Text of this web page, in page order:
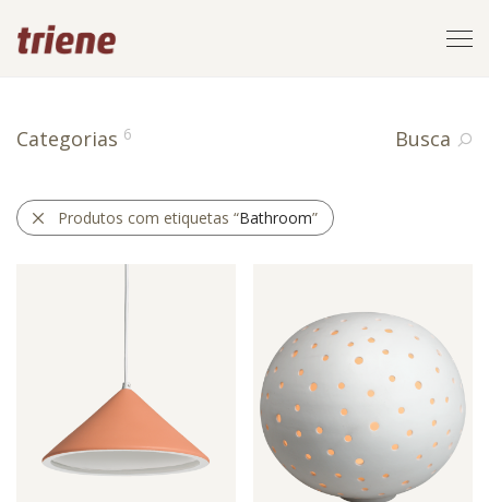
Categorias 6 Busca
Produtos com etiquetas “Bathroom”